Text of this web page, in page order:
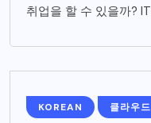
취업을 할 수 있을까? IT
KOREAN 클라우드